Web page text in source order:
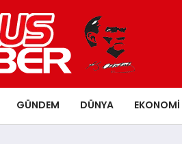
GÜNDEM DÜNYA EKONOMI